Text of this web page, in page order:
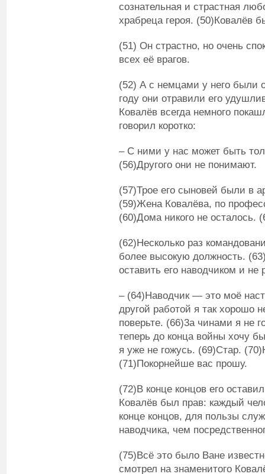
сознательная и страстная
храбреца героя. (50)Ковалёв
(51) Он страстно, но очень
всех её врагов.
(52) А с немцами у него были
году они отравили его
Ковалёв всегда немного
говорил коротко:
– С ними у нас может быть
(56)Другого они не понимают.
(57)Трое его сыновей были в
(59)Жена Ковалёва, по
(60)Дома никого не
(62)Несколько раз
более высокую должность.
оставить его наводчиком и не
– (64)Наводчик — это моё
другой работой я так хорошо
поверьте. (66)3а чинами я не
теперь до конца войны хочу
я уже не гожусь. (69)Стар.
(71)Покорнейше вас прошу.
(72)В конце концов его
Ковалёв был прав: каждый
конце концов, для пользы
наводчика, чем
(75)Всё это было Ване
смотрел на знаменитого